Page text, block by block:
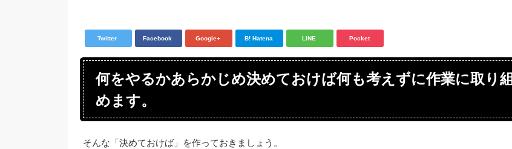
Twitter Facebook Google+ B! Hatena LINE Pocket
何をやるかあらかじめ決めておけば何も考えずに作業に取り組
めます。
そんな「決めておけば」を作っておきましょう。